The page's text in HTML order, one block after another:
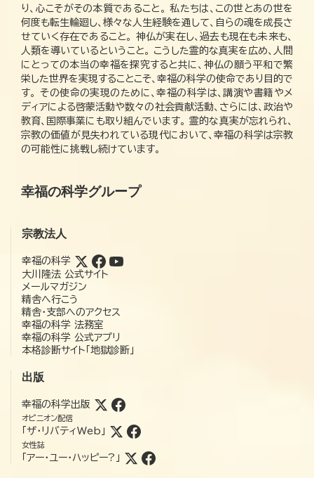
り、心こそがその本質であること。 私たちは、この世とあの世を
何度も転生輪廻し、様々な人生経験を通して、自らの魂を成長さ
せていく存在であること。 神仏が実在し、過去も現在も未来も、
人類を導いているということ。 こうした霊的な真実を広め、人間
にとっての本当の幸福を探究すると共に、神仏の願う平和で繁
栄した世界を実現することこそ、幸福の科学の使命であり目的で
す。 その使命の実現のために、幸福の科学は、講演や書籍やメ
ディアによる啓蒙活動や数々の社会貢献活動、さらには、政治や
教育、国際事業にも取り組んでいます。 霊的な真実が忘れられ、
宗教の価値が見失われている現代において、幸福の科学は宗教
の可能性に挑戦し続けています。
幸福の科学グループ
宗教法人
幸福の科学
大川隆法 公式サイト
メールマガジン
精舎へ行こう
精舎・支部へのアクセス
幸福の科学 法務室
幸福の科学 公式アプリ
本格診断サイト「地獄診断」
出版
幸福の科学出版
オピニオン配信
「ザ・リバティWeb」
女性誌
「アー・ユー・ハッピー?」